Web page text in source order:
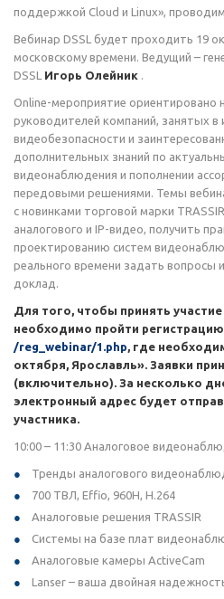
поддержкой Cloud и Linux»,
Вебинар DSSL будет проходить 19
московскому времени. Ведущий –
DSSL Игорь Олейник .
Online-мероприятие ориентировано
руководителей компаний, занятых в
видеобезопасности и
дополнительных знаний по
видеонаблюдения и пополнении
передовыми решениями. Темы
с новинками торговой марки
аналогового и IP-видео, получить
проектированию систем
реального времени задать вопросы
доклад.
Для того, чтобы принять
необходимо пройти
/reg_webinar/1.php, где
октября, Ярославль». Заявки
(включительно). За несколько
электронный адрес будет
участника.
10:00 – 11:30 Аналоговое
Тренды аналогового
700 ТВЛ, Effio, 960H, H.264
Аналоговые решения TRASSIR
Cистемы на базе плат
Аналоговые камеры ActiveCam
Lanser – ваша двойная